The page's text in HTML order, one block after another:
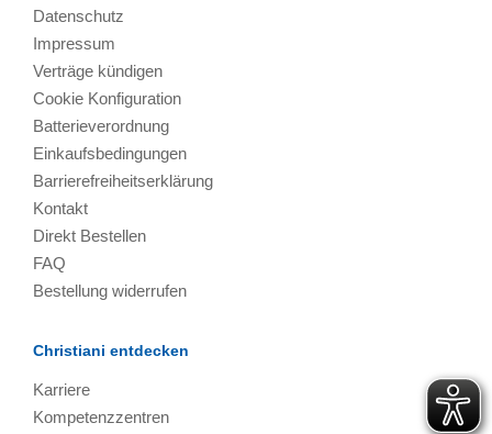
Datenschutz
Impressum
Verträge kündigen
Cookie Konfiguration
Batterieverordnung
Einkaufsbedingungen
Barrierefreiheitserklärung
Kontakt
Direkt Bestellen
FAQ
Bestellung widerrufen
Christiani entdecken
Karriere
Kompetenzzentren